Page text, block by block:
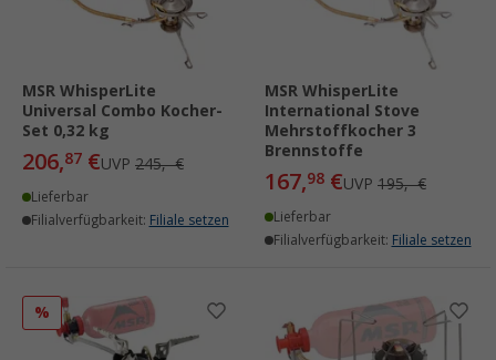
MSR WhisperLite
Universal Combo Kocher-
Set 0,32 kg
206,87 €UVP 245,- €
Lieferbar
Filialverfügbarkeit: Filiale setzen
MSR WhisperLite
International Stove
Mehrstoffkocher 3
Brennstoffe
167,98 €UVP 195,- €
Lieferbar
Filialverfügbarkeit: Filiale setzen
%